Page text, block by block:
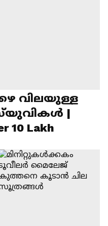
വിലയുള്ള
|
10 Lakh